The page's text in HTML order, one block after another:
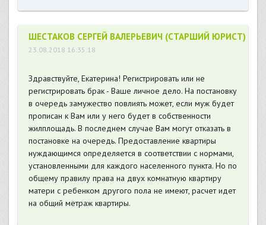
ШЕСТАКОВ СЕРГЕЙ ВАЛЕРЬЕВИЧ (СТАРШИЙ ЮРИСТ)
23.08.2018 16:35:18
Здравствуйте, Екатерина! Регистрировать или не
регистрировать брак - Ваше личное дело. На постановку
в очередь замужество повлиять может, если муж будет
прописан к Вам или у него будет в собственности
жилплощадь. В последнем случае Вам могут отказать в
постановке на очередь. Предоставление квартиры
нуждающимся определяется в соответствии с нормами,
установленными для каждого населенного пункта. Но по
общему правилу права на двух комнатную квартиру
матери с ребенком другого пола не имеют, расчет идет
на общий метраж квартиры.